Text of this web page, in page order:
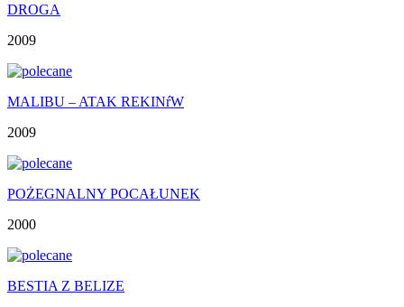
DROGA
2009
MALIBU – ATAK REKINŕW
2009
POŻEGNALNY POCAŁUNEK
2000
BESTIA Z BELIZE